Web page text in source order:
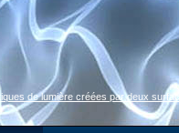
de lumière créées par deux